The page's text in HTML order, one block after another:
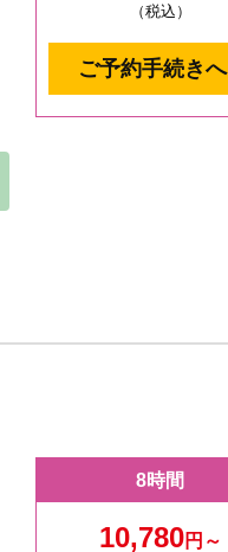
（税込）
ご予約手続きへ
8時間
10,780円～